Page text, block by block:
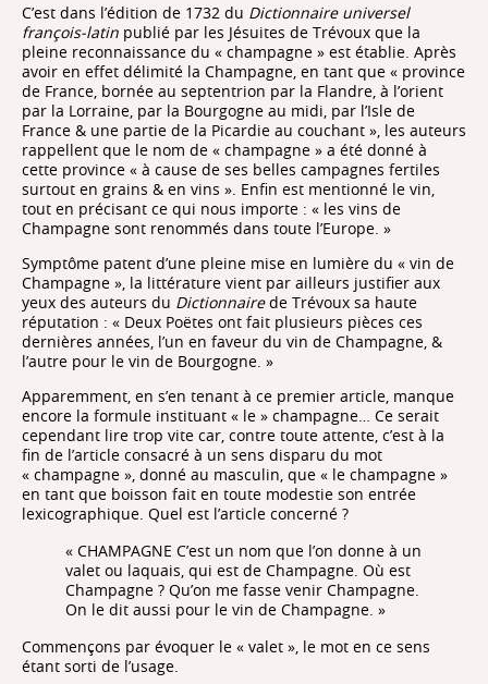
C’est dans l’édition de 1732 du Dictionnaire universel
françois-latin publié par les Jésuites de Trévoux que la
pleine reconnaissance du « champagne » est établie. Après
avoir en effet délimité la Champagne, en tant que « province
de France, bornée au septentrion par la Flandre, à l’orient
par la Lorraine, par la Bourgogne au midi, par l’Isle de
France & une partie de la Picardie au couchant », les auteurs
rappellent que le nom de « champagne » a été donné à
cette province « à cause de ses belles campagnes fertiles
surtout en grains & en vins ». Enfin est mentionné le vin,
tout en précisant ce qui nous importe : « les vins de
Champagne sont renommés dans toute l’Europe. »
Symptôme patent d’une pleine mise en lumière du « vin de
Champagne », la littérature vient par ailleurs justifier aux
yeux des auteurs du Dictionnairede Trévoux sa haute
réputation : « Deux Poëtes ont fait plusieurs pièces ces
dernières années, l’un en faveur du vin de Champagne, &
l’autre pour le vin de Bourgogne. »
Apparemment, en s’en tenant à ce premier article, manque
encore la formule instituant « le » champagne… Ce serait
cependant lire trop vite car, contre toute attente, c’est à la
fin de l’article consacré à un sens disparu du mot
« champagne », donné au masculin, que « le champagne »
en tant que boisson fait en toute modestie son entrée
lexicographique. Quel est l’article concerné ?
« CHAMPAGNE C’est un nom que l’on donne à un
valet ou laquais, qui est de Champagne. Où est
Champagne ? Qu’on me fasse venir Champagne.
On le dit aussi pour le vin de Champagne. »
Commençons par évoquer le « valet », le mot en ce sens
étant sorti de l’usage.